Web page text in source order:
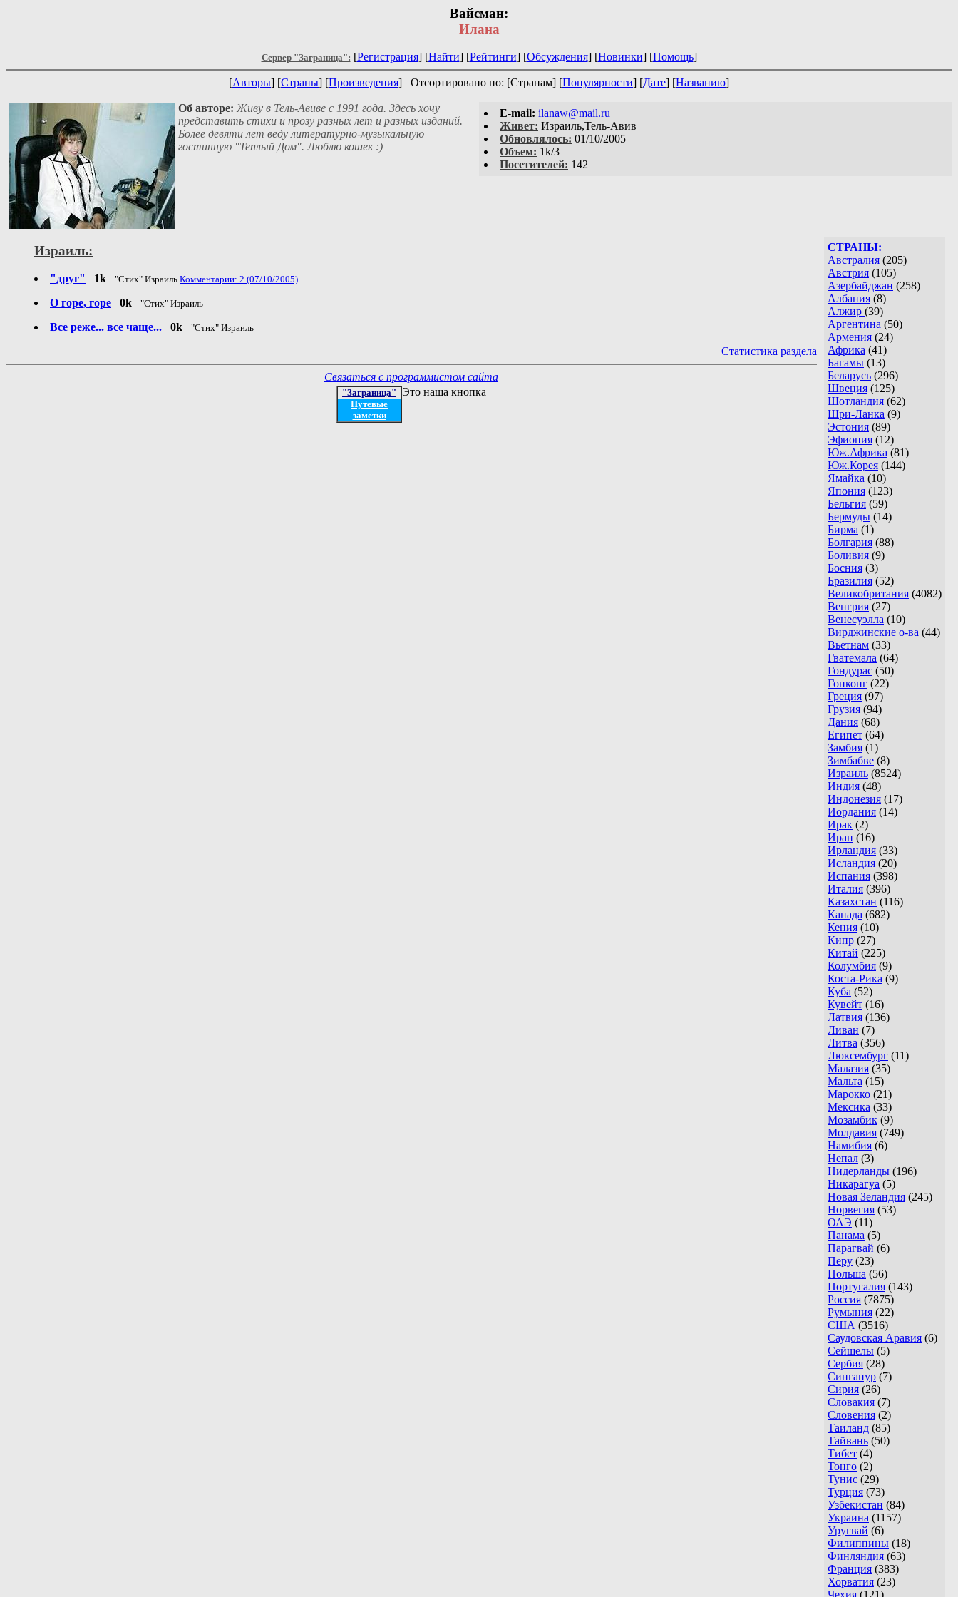
Вайсман:
Илана
Сервер "Заграница": [Регистрация] [Найти] [Рейтинги] [Обсуждения] [Новинки] [Помощь]
[Авторы] [Страны] [Произведения] Отсортировано по: [Странам] [Популярности] [Дате] [Названию]
E-mail: ilanaw@mail.ru
Живет: Израиль,Тель-Авив
Обновлялось: 01/10/2005
Объем: 1k/3
Посетителей: 142
Об авторе: Живу в Тель-Авиве с 1991 года. Здесь хочу
представить стихи и прозу разных лет и разных изданий.
Более девяти лет веду литературно-музыкальную
гостинную "Теплый Дом". Люблю кошек :)
СТРАНЫ:
Австралия (205)
Австрия (105)
Азербайджан (258)
Албания (8)
Алжир (39)
Аргентина (50)
Армения (24)
Африка (41)
Багамы (13)
Беларусь (296)
Швеция (125)
Шотландия (62)
Шри-Ланка (9)
Эстония (89)
Эфиопия (12)
Юж.Африка (81)
Юж.Корея (144)
Ямайка (10)
Япония (123)
Бельгия (59)
Бермуды (14)
Бирма (1)
Болгария (88)
Боливия (9)
Босния (3)
Бразилия (52)
Великобритания (4082)
Венгрия (27)
Венесуэлла (10)
Вирджинские о-ва (44)
Вьетнам (33)
Гватемала (64)
Гондурас (50)
Гонконг (22)
Греция (97)
Грузия (94)
Дания (68)
Египет (64)
Замбия (1)
Зимбабве (8)
Израиль (8524)
Индия (48)
Индонезия (17)
Иордания (14)
Ирак (2)
Иран (16)
Ирландия (33)
Исландия (20)
Испания (398)
Италия (396)
Казахстан (116)
Канада (682)
Кения (10)
Кипр (27)
Китай (225)
Колумбия (9)
Коста-Рика (9)
Куба (52)
Кувейт (16)
Латвия (136)
Ливан (7)
Литва (356)
Люксембург (11)
Малазия (35)
Мальта (15)
Марокко (21)
Мексика (33)
Мозамбик (9)
Молдавия (749)
Намибия (6)
Непал (3)
Нидерланды (196)
Никарагуа (5)
Новая Зеландия (245)
Норвегия (53)
ОАЭ (11)
Панама (5)
Парагвай (6)
Перу (23)
Польша (56)
Португалия (143)
Россия (7875)
Румыния (22)
США (3516)
Саудовская Аравия (6)
Сейшелы (5)
Сербия (28)
Сингапур (7)
Сирия (26)
Словакия (7)
Словения (2)
Таиланд (85)
Тайвань (50)
Тибет (4)
Тонго (2)
Тунис (29)
Турция (73)
Узбекистан (84)
Украина (1157)
Уругвай (6)
Филиппины (18)
Финляндия (63)
Франция (383)
Хорватия (23)
Чехия (121)
Израиль:
"друг" 1k "Стих" Израиль Комментарии: 2 (07/10/2005)
О горе, горе 0k "Стих" Израиль
Все реже... все чаще... 0k "Стих" Израиль
Статистика раздела
Связаться с программистом сайта
"Заграница"
Путевые
заметки
Это наша кнопка